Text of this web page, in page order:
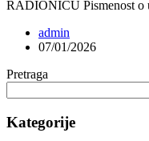
RADIONICU Pismenost o
admin
07/01/2026
Pretraga
Kategorije